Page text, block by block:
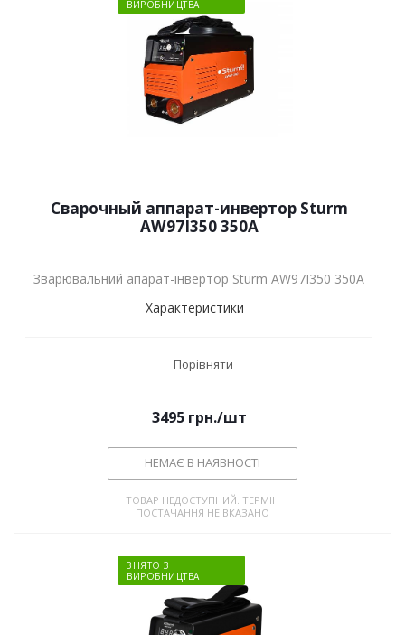
ВИРОБНИЦТВА
Сварочный аппарат-инвертор Sturm
AW97I350 350А
Зварювальний апарат-інвертор Sturm AW97I350 350А
Характеристики
Порівняти
3495 грн./шт
НЕМАЄ В НАЯВНОСТІ
ТОВАР НЕДОСТУПНИЙ. ТЕРМІН
ПОСТАЧАННЯ НЕ ВКАЗАНО
ЗНЯТО З
ВИРОБНИЦТВА